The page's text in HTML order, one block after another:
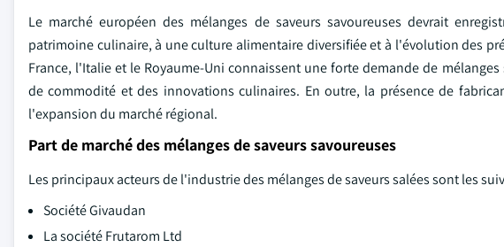
Le marché européen des mélanges de saveurs savoureuses devrait
patrimoine culinaire, à une culture alimentaire diversifiée et à l'évolution des
France, l'Italie et le Royaume-Uni connaissent une forte demande de
de commodité et des innovations culinaires. En outre, la présence de
l'expansion du marché régional.
Part de marché des mélanges de saveurs savoureuses
Les principaux acteurs de l'industrie des mélanges de saveurs salées sont les
Société Givaudan
La société Frutarom Ltd